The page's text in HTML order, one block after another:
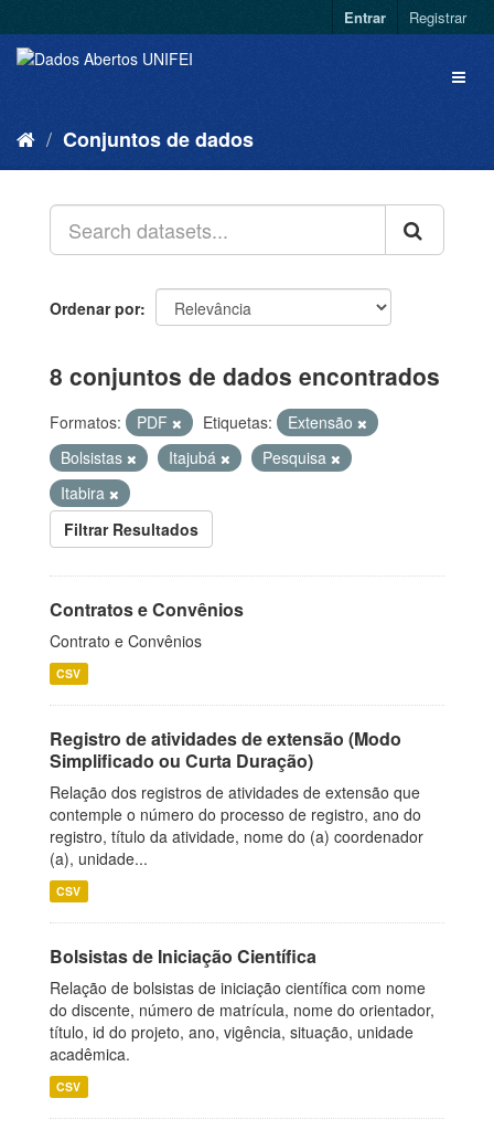
Entrar Registrar
Conjuntos de dados
Ordenar por
8 conjuntos de dados encontrados
Formatos: PDF Etiquetas:
Extensão
Bolsistas
Itajubá
Pesquisa
Itabira
Filtrar Resultados
Contratos e Convênios
Contrato e Convênios
CSV
Registro de atividades de extensão (Modo
Simplificado ou Curta Duração)
Relação dos registros de atividades de extensão que
contemple o número do processo de registro, ano do
registro, título da atividade, nome do (a) coordenador
(a), unidade...
CSV
Bolsistas de Iniciação Científica
Relação de bolsistas de iniciação científica com nome
do discente, número de matrícula, nome do orientador,
título, id do projeto, ano, vigência, situação, unidade
acadêmica.
CSV